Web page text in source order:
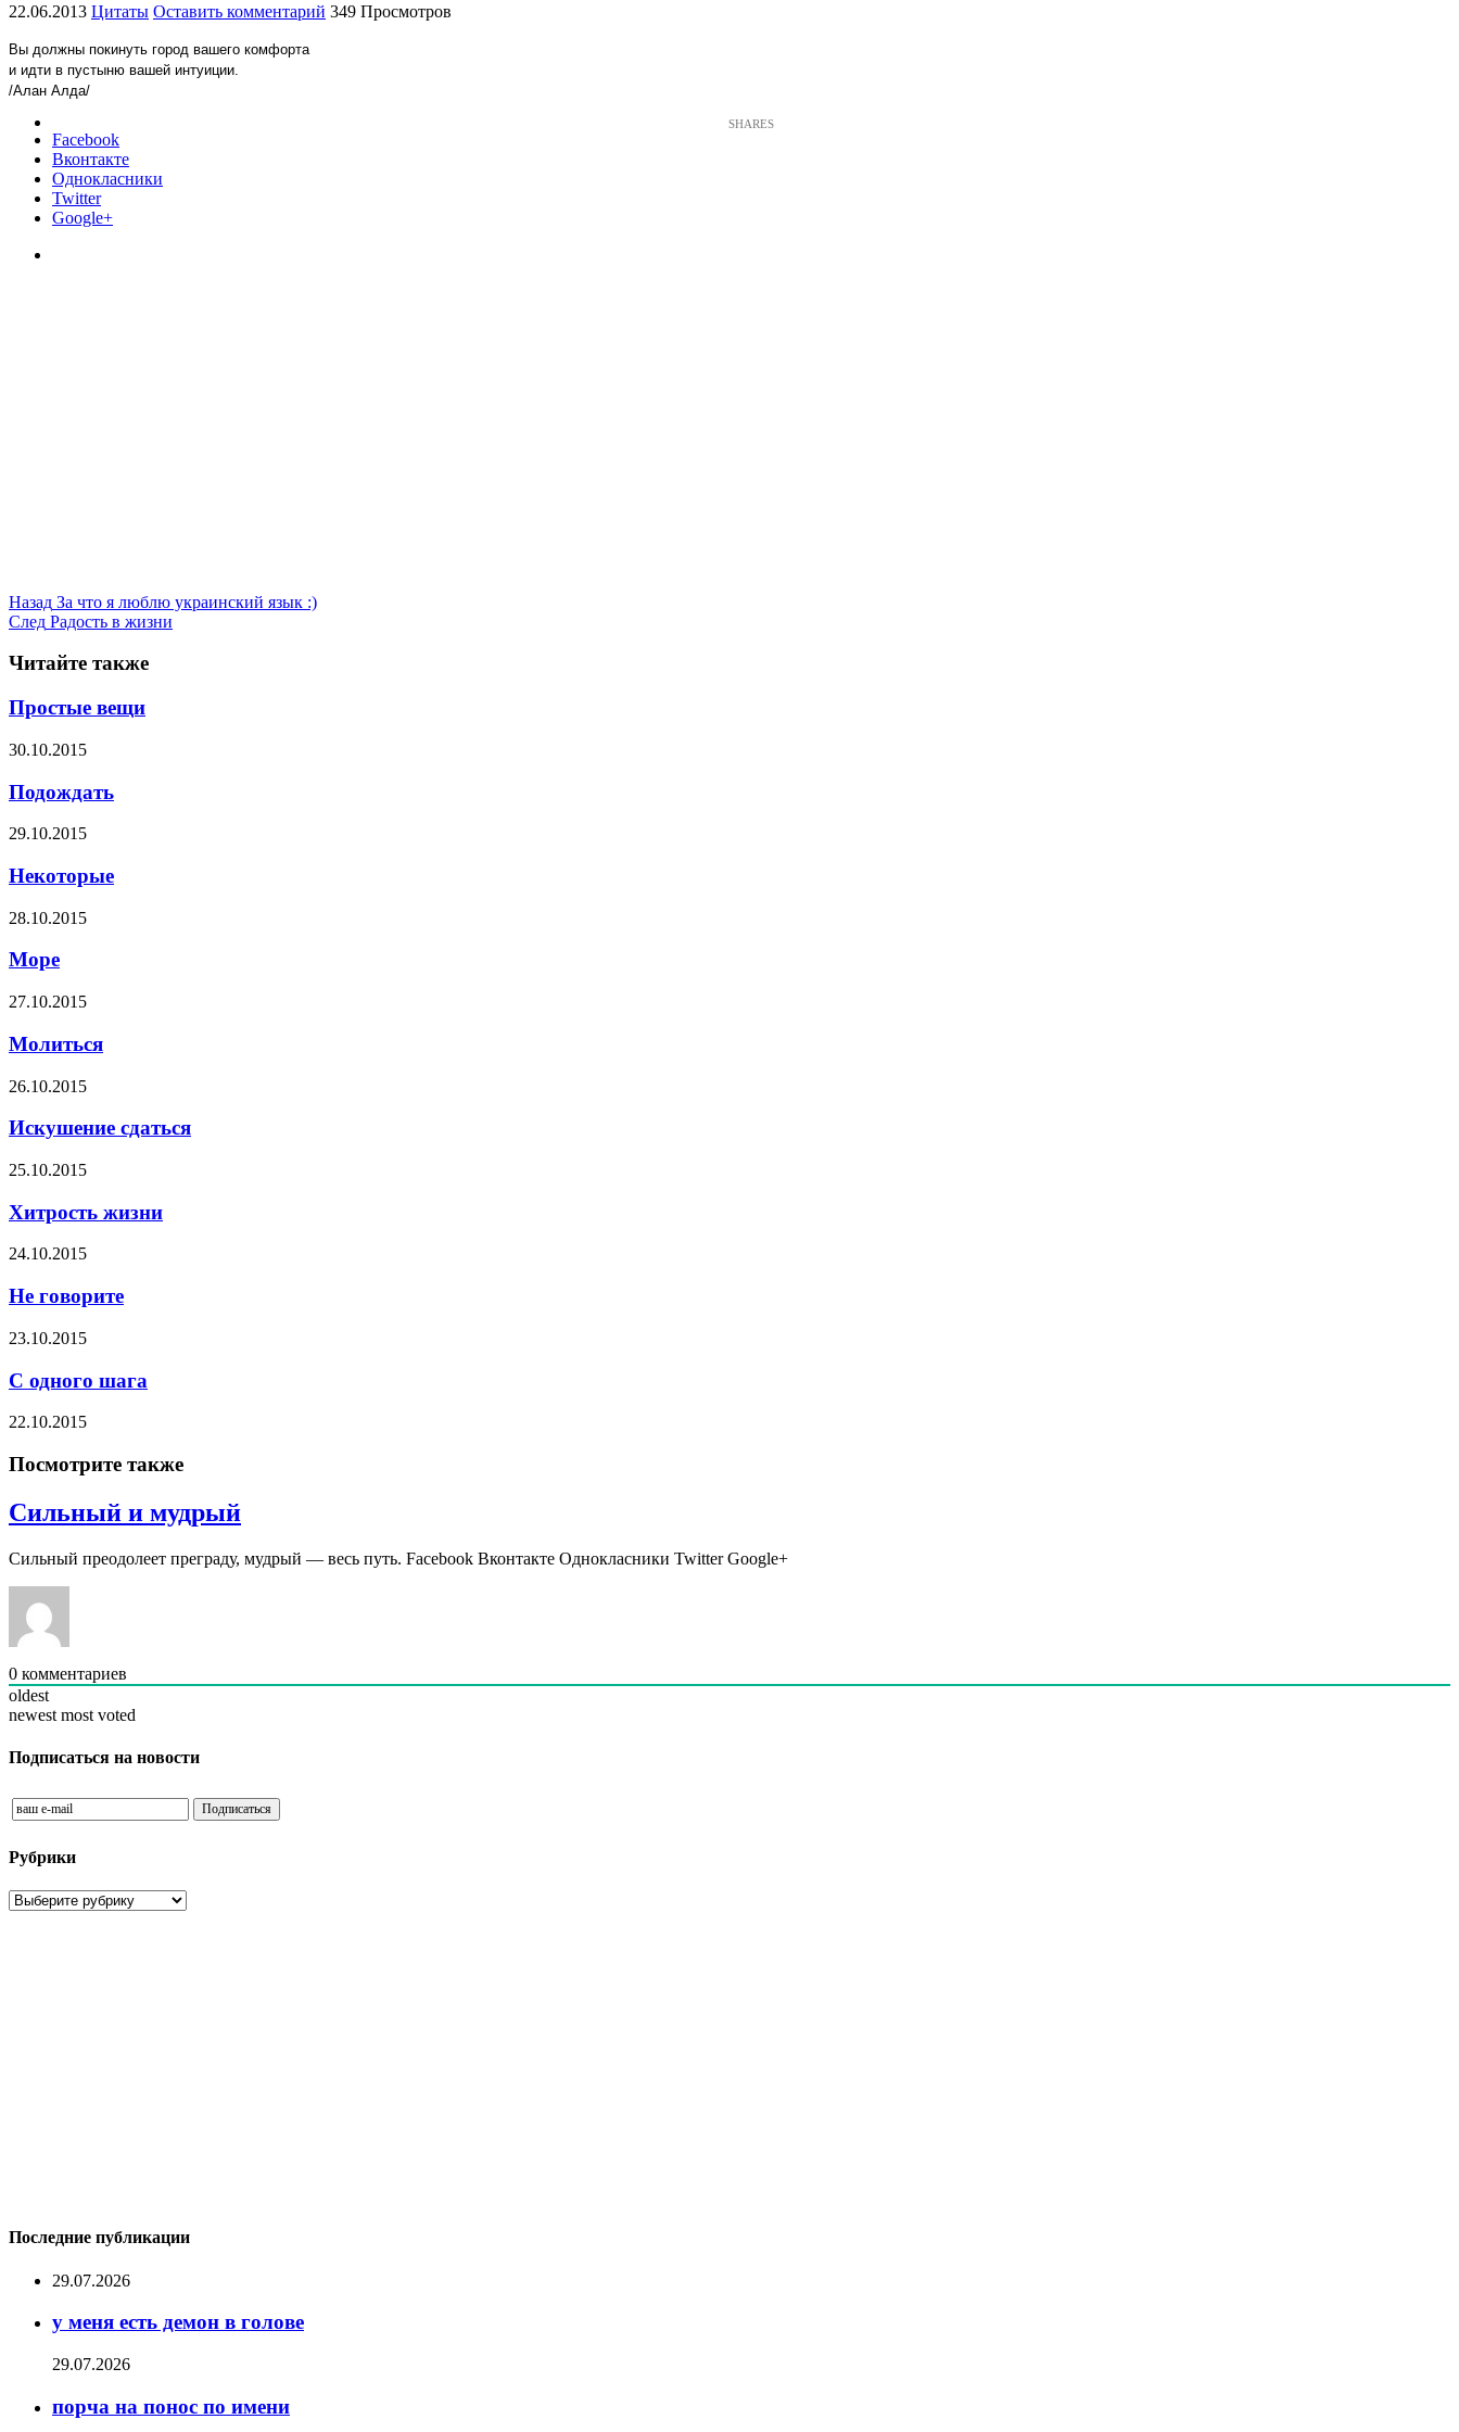
22.06.2013 Цитаты Оставить комментарий 349 Просмотров
Вы должны покинуть город вашего комфорта
и идти в пустыню вашей интуиции.
/Алан Алда/
Facebook
Вконтакте
Однокласники
Twitter
Google+
Назад За что я люблю украинский язык :)
След Радость в жизни
Читайте также
Простые вещи
30.10.2015
Подождать
29.10.2015
Некоторые
28.10.2015
Море
27.10.2015
Молиться
26.10.2015
Искушение сдаться
25.10.2015
Хитрость жизни
24.10.2015
Не говорите
23.10.2015
С одного шага
22.10.2015
Посмотрите также
Сильный и мудрый
Сильный преодолеет преграду, мудрый — весь путь. Facebook Вконтакте Однокласники Twitter Google+
0 комментариев
oldest
newest most voted
Подписаться на новости
Рубрики
Рубрики
Последние публикации
29.07.2026
у меня есть демон в голове
29.07.2026
порча на понос по имени